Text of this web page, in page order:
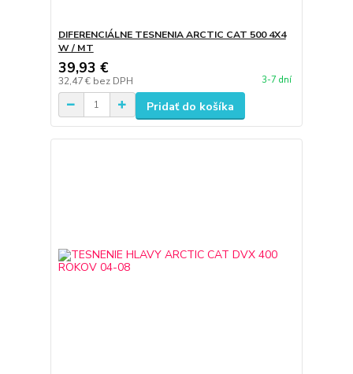
DIFERENCIÁLNE TESNENIA ARCTIC CAT 500 4X4
W / MT
39,93 €
32,47 € bez DPH 3-7 dní
Pridať do košíka